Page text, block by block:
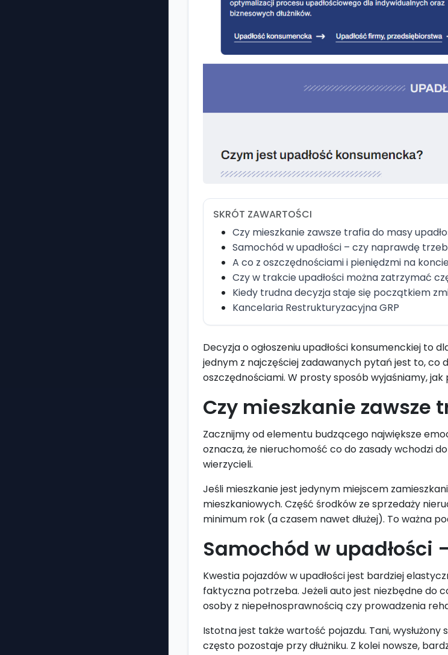
SKRÓT ZAWARTOŚCI
Czy mieszkanie zawsze trafia do masy
Samochód w upadłości – czy naprawdę
A co z oszczędnościami i pieniędzmi na
Czy w trakcie upadłości można zatrzymać
Kiedy trudna decyzja staje się początkiem
Kancelaria Restrukturyzacyjna GRP
Decyzja o ogłoszeniu upadłości konsumenckiej to
jednym z najczęściej zadawanych pytań jest to, co
oszczędnościami. W prosty sposób wyjaśniamy,
Czy mieszkanie zawsze
Zacznijmy od elementu budzącego największe
oznacza, że nieruchomość co do zasady wchodzi
wierzycieli.
Jeśli mieszkanie jest jedynym miejscem
mieszkaniowych. Część środków ze sprzedaży
minimum rok (a czasem nawet dłużej). To ważna
Samochód w upadłości
Kwestia pojazdów w upadłości jest bardziej
faktyczna potrzeba. Jeżeli auto jest niezbędne do
osoby z niepełnosprawnością czy prowadzenia
Istotna jest także wartość pojazdu. Tani,
często pozostaje przy dłużniku. Z kolei nowsze,